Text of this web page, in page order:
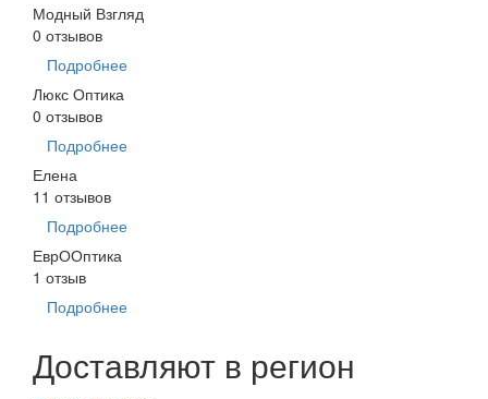
Модный Взгляд
0 отзывов
Подробнее
Люкс Оптика
0 отзывов
Подробнее
Елена
11 отзывов
Подробнее
ЕврООптика
1 отзыв
Подробнее
Доставляют в регион